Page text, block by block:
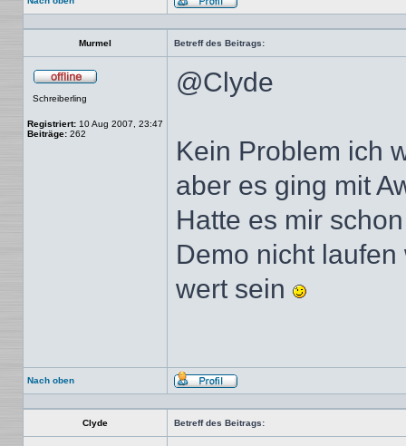
Profil
Murmel Betreff des Beitrags:
Schreiberling
Registriert: 10 Aug 2007, 23:47
Beiträge: 262
@Clyde
Kein Problem ich
aber es ging mit
Hatte es mir
Demo nicht
wert sein
Nach oben
Profil
Clyde Betreff des Beitrags: